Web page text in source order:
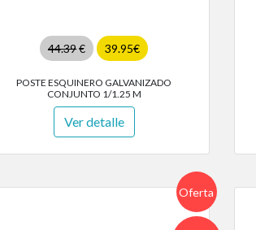
44.39€ 39.95€
POSTE ESQUINERO GALVANIZADO
CONJUNTO 1/1.25 M
Ver detalle
Oferta